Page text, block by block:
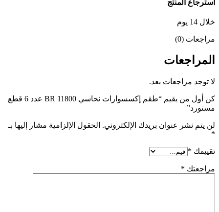
استرجاع المنتج
خلال 14 يوم
مراجعات (0)
المراجعات
لا توجد مراجعات بعد.
كن أول من يقيم “طقم إكسسوارات نحاسي BR 11800 عدد 6 قطع
مستورد”
لن يتم نشر عنوان بريدك الإلكتروني. الحقول الإلزامية مشار إليها بـ
*
تقييمك *
مراجعتك *